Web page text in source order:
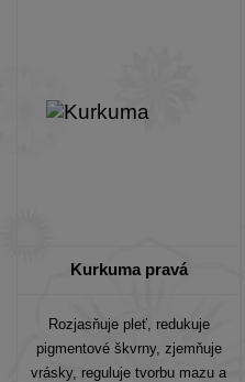
Kurkuma pravá
Rozjasňuje pleť, redukuje
pigmentové škvrny, zjemňuje
vrásky, reguluje tvorbu mazu a